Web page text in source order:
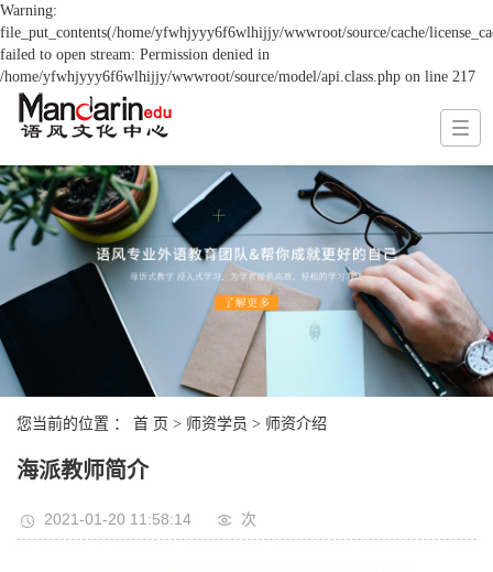
Warning:
file_put_contents(/home/yfwhjyyy6f6wlhijjy/wwwroot/source/cache/
failed to open stream: Permission denied in
/home/yfwhjyyy6f6wlhijjy/wwwroot/source/model/api.class.php on line 217
您当前的位置 ： 首 页 > 师资学员 > 师资介绍
海派教师简介
2021-01-20 11:58:14 次